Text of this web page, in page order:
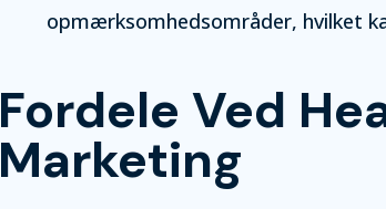
opmærksomhedsområder, hvilket
Fordele Ved
Marketing